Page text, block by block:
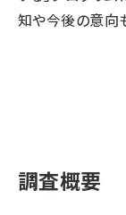
知や今後の意向
調査概要